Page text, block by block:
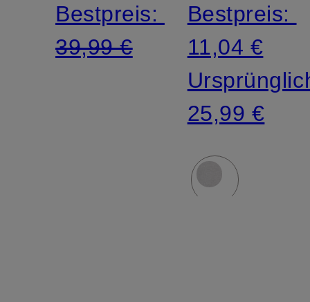
Bestpreis:
39,99 €
Bestpreis:
11,04 €
25,99 €